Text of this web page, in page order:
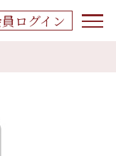
ログイン